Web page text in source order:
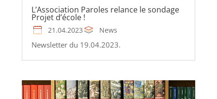
L’Association Paroles relance le sondage
Projet d’école !
21.04.2023 News
Newsletter du 19.04.2023.